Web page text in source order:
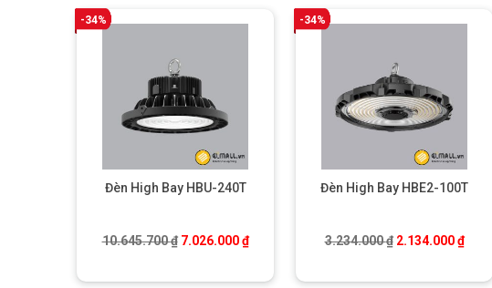
-34%
Đèn High Bay HBU-240T
10.645.700₫ Giá gốc là: 10.645.700 ₫.
7.026.000₫Giá hiện tại là: 7.026.000 ₫.
-34%
Đèn High Bay HBE2-100T
3.234.000₫ Giá gốc là:
2.134.000₫Giá